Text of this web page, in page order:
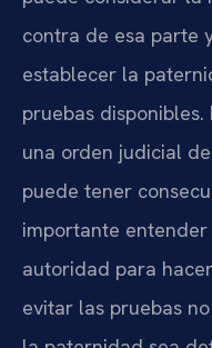
contra de esa parte
establecer la
pruebas
una orden judicial
puede tener
importante
autoridad para
evitar las pruebas